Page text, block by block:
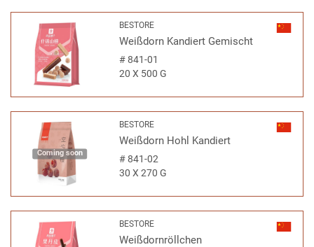
BESTORE
Weißdorn Kandiert Gemischt
#841-01
20 X 500 G
Coming soon
BESTORE
Weißdorn Hohl Kandiert
#841-02
30 X 270 G
BESTORE
Weißdornröllchen